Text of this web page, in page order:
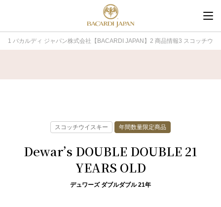
を
バカルディ ジャパン株式会社【BACARDI JAPAN】 商品情報 スコッチウイ
スコッチウイスキー 年間数量限定商品
Dewar’s DOUBLE DOUBLE 21
YEARS OLD
デュワーズ ダブルダブル 21年